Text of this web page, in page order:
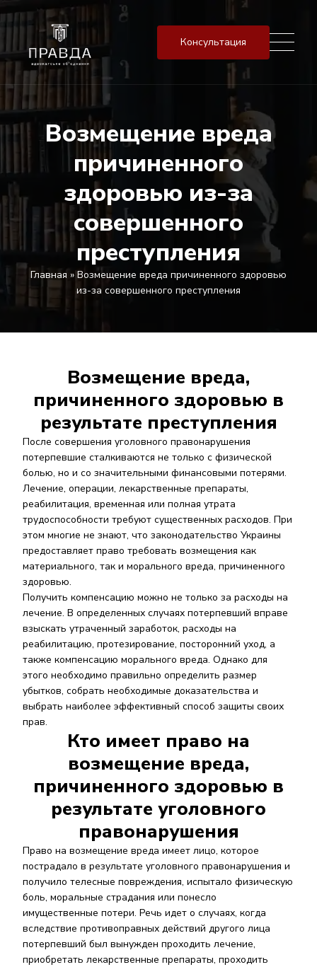
Консультация
Возмещение вреда
причиненного
здоровью из-за
совершенного
преступления
Главная »Возмещение вреда причиненного здоровью
из-за совершенного преступления
Возмещение вреда,
причиненного здоровью в
результате преступления
После совершения уголовного правонарушения
потерпевшие сталкиваются не только с физической
болью, но и со значительными финансовыми потерями.
Лечение, операции, лекарственные препараты,
реабилитация, временная или полная утрата
трудоспособности требуют существенных расходов. При
этом многие не знают, что законодательство Украины
предоставляет право требовать возмещения как
материального, так и морального вреда, причиненного
здоровью.
Получить компенсацию можно не только за расходы на
лечение. В определенных случаях потерпевший вправе
взыскать утраченный заработок, расходы на
реабилитацию, протезирование, посторонний уход, а
также компенсацию морального вреда. Однако для
этого необходимо правильно определить размер
убытков, собрать необходимые доказательства и
выбрать наиболее эффективный способ защиты своих
прав.
Кто имеет право на
возмещение вреда,
причиненного здоровью в
результате уголовного
правонарушения
Право на возмещение вреда имеет лицо, которое
пострадало в результате уголовного правонарушения и
получило телесные повреждения, испытало физическую
боль, моральные страдания или понесло
имущественные потери. Речь идет о случаях, когда
вследствие противоправных действий другого лица
потерпевший был вынужден проходить лечение,
приобретать лекарственные препараты, проходить